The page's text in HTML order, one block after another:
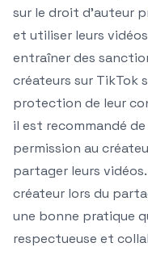
sur le droit d’auteur
et utiliser leurs
entraîner des
créateurs sur TikTok
protection de leur
il est recommandé
permission au
partager leurs
créateur lors du
une bonne pratique
respectueuse et